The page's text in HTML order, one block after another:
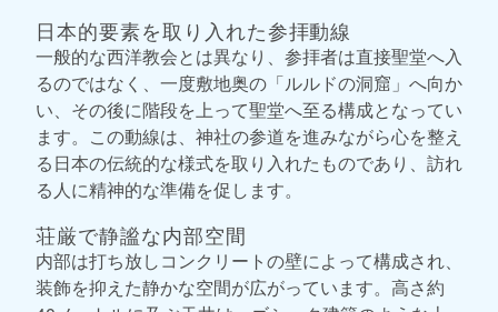
日本的要素を取り入れた参拝動線
一般的な西洋教会とは異なり、参拝者は直接聖堂へ入
るのではなく、一度敷地奥の「ルルドの洞窟」へ向か
い、その後に階段を上って聖堂へ至る構成となってい
ます。この動線は、神社の参道を進みながら心を整え
る日本の伝統的な様式を取り入れたものであり、訪れ
る人に精神的な準備を促します。
荘厳で静謐な内部空間
内部は打ち放しコンクリートの壁によって構成され、
装飾を抑えた静かな空間が広がっています。高さ約